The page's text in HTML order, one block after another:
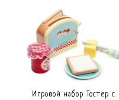
Игровой набор Тостер с